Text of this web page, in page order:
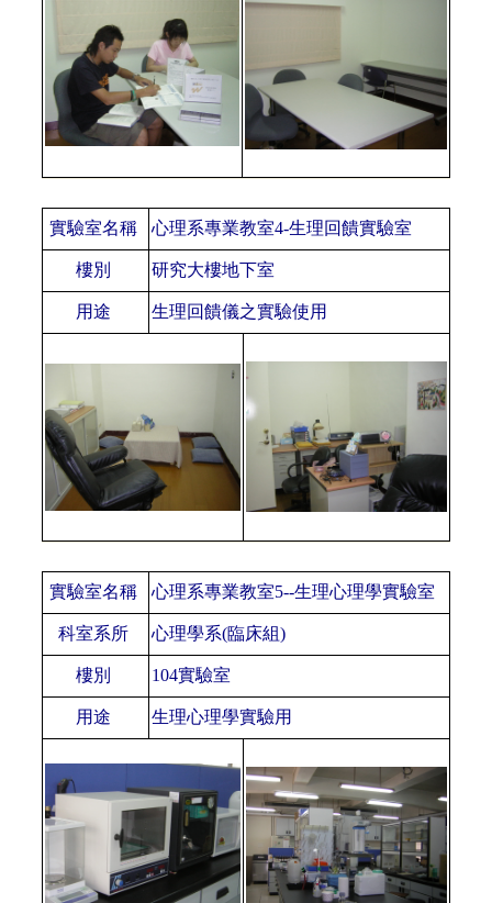
實驗室名稱 心理系專業教室4-生理回饋實驗室
樓別 研究大樓地下室
用途 生理回饋儀之實驗使用
實驗室名稱 心理系專業教室5--生理心理學實驗室
科室系所 心理學系(臨床組)
樓別 104實驗室
用途 生理心理學實驗用